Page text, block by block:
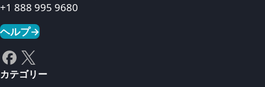
+1 888 995 9680
ヘルプ→
カテゴリー